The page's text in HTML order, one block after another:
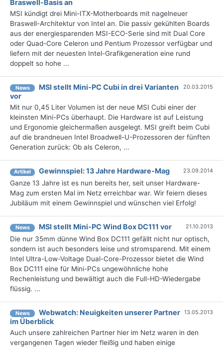
Braswell-Basis an
MSI kündigt drei Mini-ITX-Motherboards mit nagelneuer
Braswell-Architektur von Intel an. Die passiv gekühlten Boards
aus der energiesparenden MSI-ECO-Serie sind mit Dual Core
oder Quad-Core Celeron und Pentium Prozessor verfügbar und
liefern mit der neuesten Intel-Grafikgeneration eine rund
doppelt so hohe ...
News
MSI stellt Mini-PC Cubi in drei Varianten
vor
20.03.2015
Mit nur 0,45 Liter Volumen ist der neue MSI Cubi einer der
kleinsten Mini-PCs überhaupt. Die Hardware ist auf Leistung
und Ergonomie gleichermaßen ausgelegt. MSI greift beim Cubi
auf die brandneuen Intel Broadwell-U-Prozessoren der fünften
Generation zurück: Ob als Celeron, ...
Artikel Gewinnspiel: 13 Jahre Hardware-Mag 23.09.2014
Ganze 13 Jahre ist es nun bereits her, seit unser Hardware-
Mag zum ersten Mal im Netz erreichbar war. Wir feiern dieses
Jubiläum mit einem Gewinnspiel und wünschen viel Erfolg!
News MSI stellt Mini-PC Wind Box DC111 vor 21.10.2013
Die nur 35mm dünne Wind Box DC111 gefällt nicht nur optisch,
sondern ist auch besonders leise und stromsparend. Mit einem
Intel Ultra-Low-Voltage Dual-Core-Prozessor bietet die Wind
Box DC111 eine für Mini-PCs ungewöhnliche hohe
Rechenleistung und bewältigt auch die Full-HD-Wiedergabe
flüssig. ...
News
Webwatch: Neuigkeiten unserer Partner
im Überblick
13.05.2013
Auch unsere zahlreichen Partner hier im Netz waren in den
vergangenen Tagen wieder fleißig und haben einige